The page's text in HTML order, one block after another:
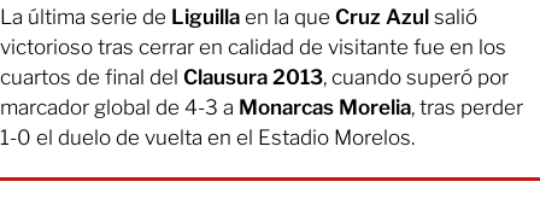
La última serie de Liguilla en la que Cruz Azul salió
victorioso tras cerrar en calidad de visitante fue en los
cuartos de final del Clausura 2013, cuando superó por
marcador global de 4-3 a Monarcas Morelia, tras perder
1-0 el duelo de vuelta en el Estadio Morelos.